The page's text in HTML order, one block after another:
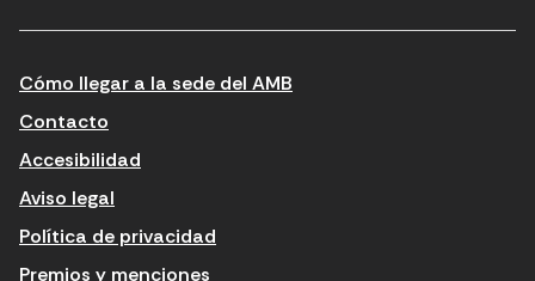
i
n
t
r
r
e
u
e
p
t
a
Cómo llegar a la sede del AMB
Contacto
Accesibilidad
Aviso legal
Política de privacidad
Premios y menciones